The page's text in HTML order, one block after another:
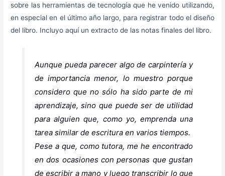
sobre las herramientas de tecnología que he venido utilizando,
en especial en el último año largo, para registrar todo el diseño
del libro. Incluyo aquí un extracto de las notas finales del libro.
Aunque pueda parecer algo de carpintería y
de importancia menor, lo muestro porque
considero que no sólo ha sido parte de mi
aprendizaje, sino que puede ser de utilidad
para alguien que, como yo, emprenda una
tarea similar de escritura en varios tiempos.
Pese a que, como tutora, me he encontrado
en dos ocasiones con personas que gustan
de escribir a mano y luego transcribir lo que